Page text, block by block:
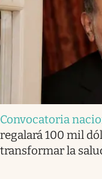
Convocatoria
regalará 100 mil
transformar la